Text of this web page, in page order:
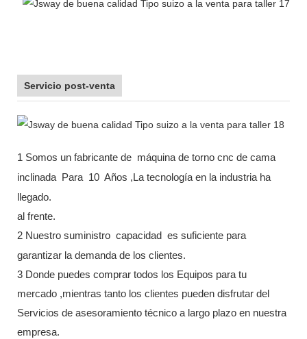
Servicio post-venta
1 Somos un fabricante de máquina de torno cnc de cama
inclinada
Para 10 Años ,La tecnología en la industria ha
llegado.
al frente.
2 Nuestro suministro capacidad
es suficiente para
garantizar la demanda de los clientes.
3 Donde puedes comprar todos los Equipos para tu
mercado ,mientras tanto los clientes pueden disfrutar del
Servicios de asesoramiento técnico a largo plazo en nuestra
empresa.